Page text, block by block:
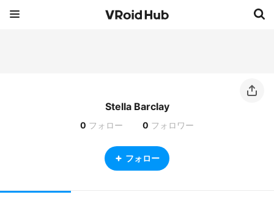
Stella Barclay
0 フォロー 0 フォロワー
フォロー